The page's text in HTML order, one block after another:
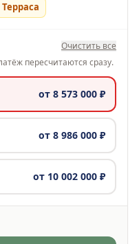
Терраса
Очистить все
пересчитаются сразу.
от 8 573 000 ₽
от 8 986 000 ₽
от 10 002 000 ₽